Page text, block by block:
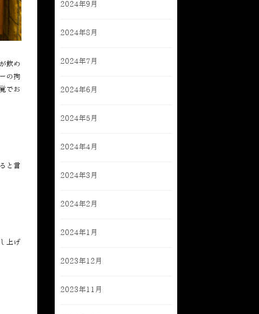
飲め
の拘
でお
と言
上げ
2024年9月
2024年8月
2024年7月
2024年6月
2024年5月
2024年4月
2024年3月
2024年2月
2024年1月
2023年12月
2023年11月